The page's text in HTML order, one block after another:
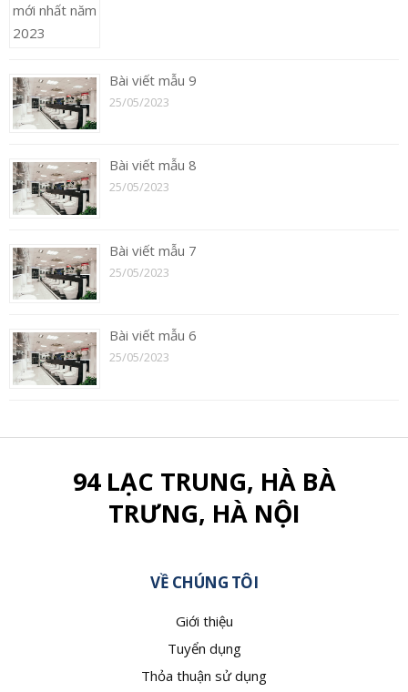
Bài viết mẫu 9
25/05/2023
Bài viết mẫu 8
25/05/2023
Bài viết mẫu 7
25/05/2023
Bài viết mẫu 6
25/05/2023
94 LẠC TRUNG, HÀ BÀ
TRƯNG, HÀ NỘI
VỀ CHÚNG TÔI
Giới thiệu
Tuyển dụng
Thỏa thuận sử dụng